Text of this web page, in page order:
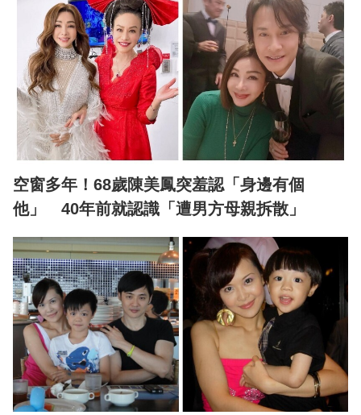
空窗多年！68歲陳美鳳突羞認「身邊有個
他」 40年前就認識「遭男方母親拆散」